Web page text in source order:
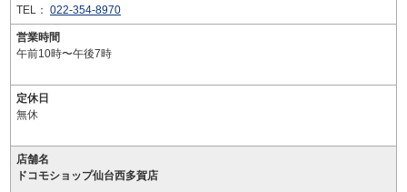
TEL： 022-354-8970
営業時間
午前10時〜午後7時
定休日
無休
店舗名
ドコモショップ仙台西多賀店